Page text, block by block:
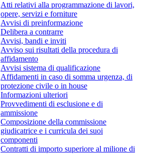
Atti relativi alla programmazione di lavori,
opere, servizi e forniture
Avvisi di preinformazione
Delibera a contrarre
Avvisi, bandi e inviti
Avviso sui risultati della procedura di
affidamento
Avvisi sistema di qualificazione
Affidamenti in caso di somma urgenza, di
protezione civile o in house
Informazioni ulteriori
Provvedimenti di esclusione e di
ammissione
Composizione della commissione
giudicatrice e i curricula dei suoi
componenti
Contratti di importo superiore al milione di